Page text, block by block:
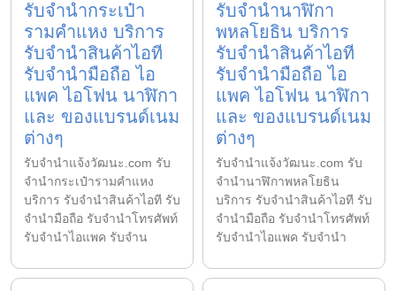
รับจำนำกระเป๋า
รามคำแหง บริการ
รับจำนำสินค้าไอที
รับจำนำมือถือ ไอ
แพค ไอโฟน นาฬิกา
และ ของแบรนด์เนม
ต่างๆ
รับจํานําแจ้งวัฒนะ.com รับ
จำนำกระเป๋ารามคำแหง
บริการ รับจำนำสินค้าไอที รับ
จำนำมือถือ รับจำนำโทรศัพท์
รับจำนำไอแพค รับจำน
รับจำนำนาฬิกา
พหลโยธิน บริการ
รับจำนำสินค้าไอที
รับจำนำมือถือ ไอ
แพค ไอโฟน นาฬิกา
และ ของแบรนด์เนม
ต่างๆ
รับจํานําแจ้งวัฒนะ.com รับ
จำนำนาฬิกาพหลโยธิน
บริการ รับจำนำสินค้าไอที รับ
จำนำมือถือ รับจำนำโทรศัพท์
รับจำนำไอแพค รับจำนำ